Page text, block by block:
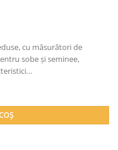
cu măsurători de
sobe și seminee,